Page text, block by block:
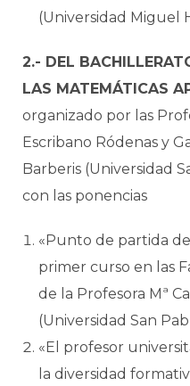
(Universidad Miguel
2.- DEL
LAS MATEMÁTICAS
organizado por las
Escribano Ródenas y
Barberis (Universidad
con las ponencias
«Punto de partida
primer curso en las
de la Profesora Mª
(Universidad San
«El profesor
la diversidad